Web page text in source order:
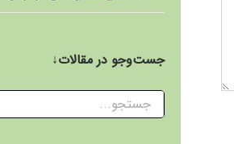
جست‌وجو در مقالات↓
جستجو
برای: